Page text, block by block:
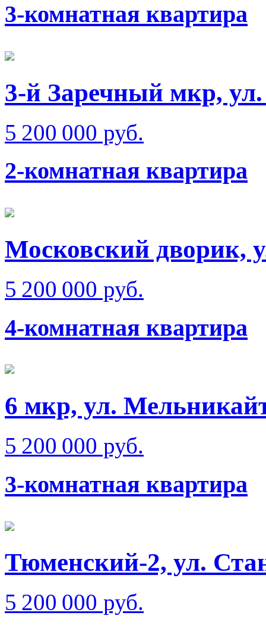
3-комнатная квартира
3-й Заречный мкр,
5 200 000 руб.
2-комнатная квартира
Московский дворик,
5 200 000 руб.
4-комнатная квартира
6 мкр, ул.
5 200 000 руб.
3-комнатная квартира
Тюменский-2, ул.
5 200 000 руб.